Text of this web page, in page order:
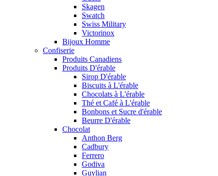
Skagen
Swatch
Swiss Military
Victorinox
Bijoux Homme
Confiserie
Produits Canadiens
Produits D'érable
Sirop D'érable
Biscuits à L'érable
Chocolats à L'érable
Thé et Café à L'érable
Bonbons et Sucre d'érable
Beurre D'érable
Chocolat
Anthon Berg
Cadbury
Ferrero
Godiva
Guylian